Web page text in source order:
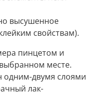
высушенное
свойствам).
пинцетом и
месте.
одним-двумя слоями
лак-